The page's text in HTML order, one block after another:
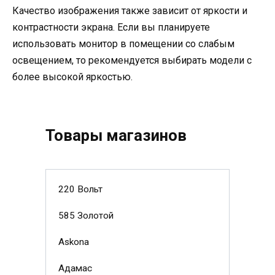
Качество изображения также зависит от яркости и
контрастности экрана. Если вы планируете
использовать монитор в помещении со слабым
освещением, то рекомендуется выбирать модели с
более высокой яркостью.
Товары магазинов
220 Вольт
585 Золотой
Askona
Адамас